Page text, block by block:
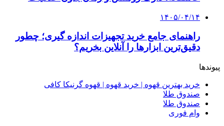
۱۴۰۵/۰۴/۱۵
فروشگاه کتاب DMDBook | خرید کتاب فانتزی،
عاشقانه، دارک رومنس و رمان بدون حذفیات
۱۴۰۵/۰۴/۱۴
راهنمای جامع خرید تجهیزات اندازه گیری؛ چطور
دقیق‌ترین ابزارها را آنلاین بخریم؟
۱۴۰۵/۰۴/۰۹